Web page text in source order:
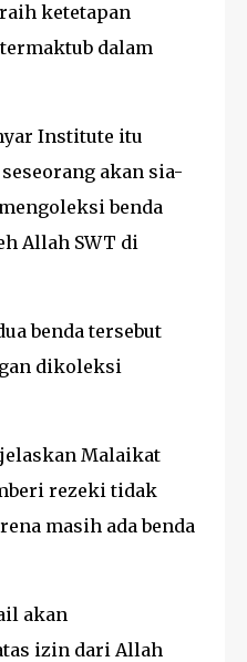
ketetapan
dalam
Institute itu
akan sia-
benda
Allah SWT di
benda tersebut
dikoleksi
Malaikat
rezeki tidak
masih ada benda
akan
izin dari Allah